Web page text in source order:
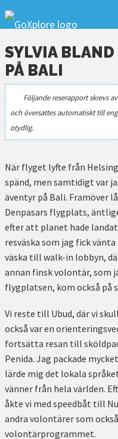
SYLVIA
PÅ BALI
Följande reserapport skrevs
och översattes automatiskt till
otydlig.
När flyget lyfte från
spänd, men samtidigt var
äventyr på Bali. Framöver
Denpasars flygplats,
efter att planet hade
resväska som jag fick
väska till walk-in lobbyn,
annan finsk volontär, som
flygplatsen, kom också på
Vi reste till Ubud, där vi
också var en
fortsätta resan till
Penida. Jag packade
lärde mig det lokala
vänner från hela världen.
åkte vi med speedbåt till
andra volontärer som
volontärprogrammet.